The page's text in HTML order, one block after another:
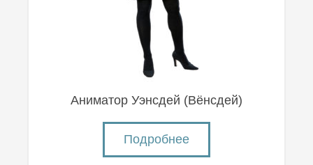
Аниматор Уэнсдей (Вëнсдей)
Подробнее